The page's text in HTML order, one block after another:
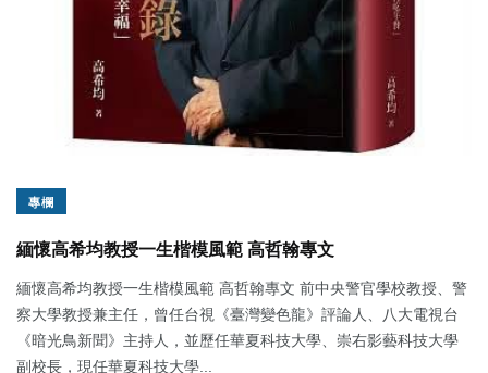
專欄
緬懷高希均教授一生楷模風範 高哲翰專文
緬懷高希均教授一生楷模風範 高哲翰專文 前中央警官學校教授、警
察大學教授兼主任，曾任台視《臺灣變色龍》評論人、八大電視台
《暗光鳥新聞》主持人，並歷任華夏科技大學、崇右影藝科技大學
副校長，現任華夏科技大學...